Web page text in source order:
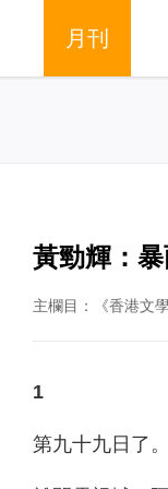
月刊
黃勁輝：
主欄目：《香港文
1
第九十九日了。